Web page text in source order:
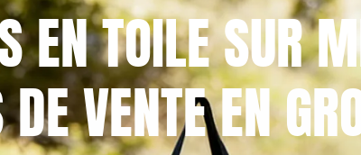
EN TOILE SUR
VENTE EN